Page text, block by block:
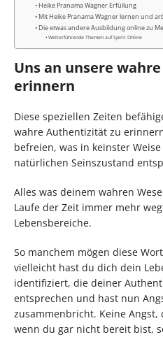
Heike Pranama Wagner Erfüllung
Mit Heike Pranama Wagner lernen und
Die etwas andere Ausbildung online zu
Weiterführende Themen auf Spirit Online
Uns an unsere
erinnern
Diese speziellen Zeiten
wahre Authentizität zu
befreien, was in keinster
natürlichen Seinszustand
Alles was deinem wahren
Laufe der Zeit immer mehr
Lebensbereiche.
So manchem mögen diese
vielleicht hast du dich dein
identifiziert, die deiner
entsprechen und hast nun
zusammenbricht. Keine Angst,
wenn du gar nicht bereit bist,